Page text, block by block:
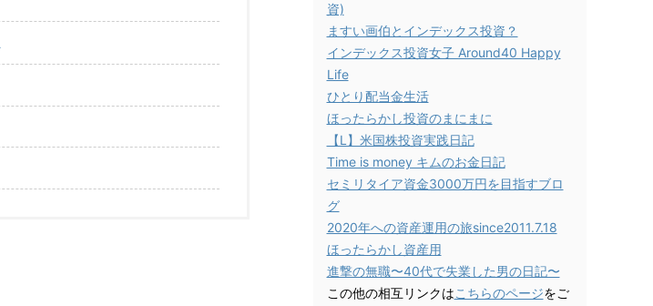
資)
ますい画伯とインデックス投資？
インデックス投資女子 Around40 Happy
Life
ひとり配当金生活
ほったらかし投資のまにまに
【L】米国株投資実践日記
Time is money キムのお金日記
セミリタイア資金3000万円を目指すブロ
グ
2020年への資産運用の旅since2011.7.18
ほったらかし資産用
進撃の無職〜40代で失業した男の日記〜
この他の相互リンクはこちらのページをご